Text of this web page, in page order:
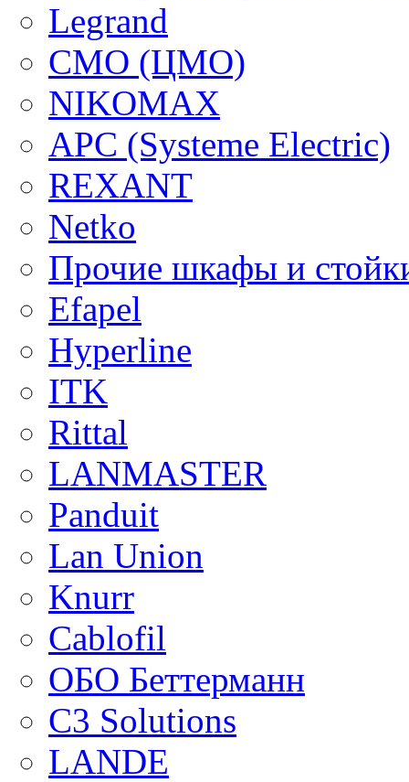
Legrand
CMO (ЦМО)
NIKOMAX
APC (Systeme Electric)
REXANT
Netko
Прочие шкафы и
Efapel
Hyperline
ITK
Rittal
LANMASTER
Panduit
Lan Union
Knurr
Cablofil
ОБО Беттерманн
C3 Solutions
LANDE